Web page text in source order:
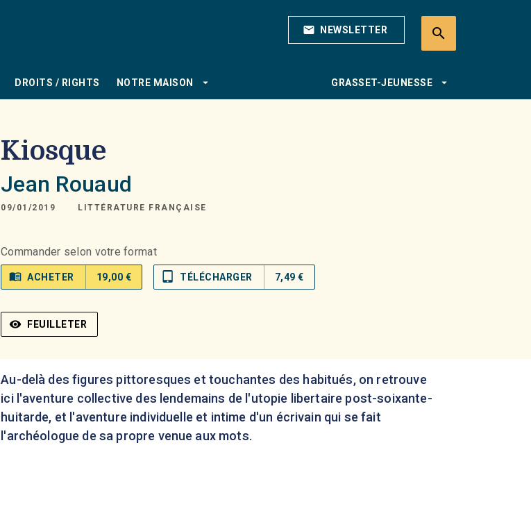
mail NEWSLETTER search
DROITS / RIGHTS NOTRE MAISON arrow_drop_down GRASSET-JEUNESSE arrow_drop_down
Kiosque
Jean Rouaud
09/01/2019 LITTÉRATURE FRANÇAISE
Commander selon votre format
menu_book ACHETER 19,00 € tablet_mac TÉLÉCHARGER 7,49 €
visibility FEUILLETER
Au-delà des figures pittoresques et touchantes des habitués, on retrouve
ici l'aventure collective des lendemains de l'utopie libertaire post-soixante-
huitarde, et l'aventure individuelle et intime d'un écrivain qui se fait
l'archéologue de sa propre venue aux mots.